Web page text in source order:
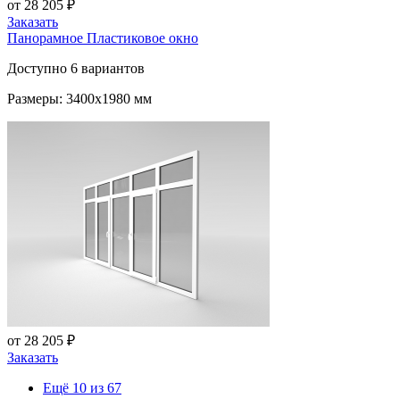
от 28 205 ₽
Заказать
Панорамное Пластиковое окно
Доступно 6 вариантов
Размеры: 3400x1980 мм
от 28 205 ₽
Заказать
Ещё 10 из 67